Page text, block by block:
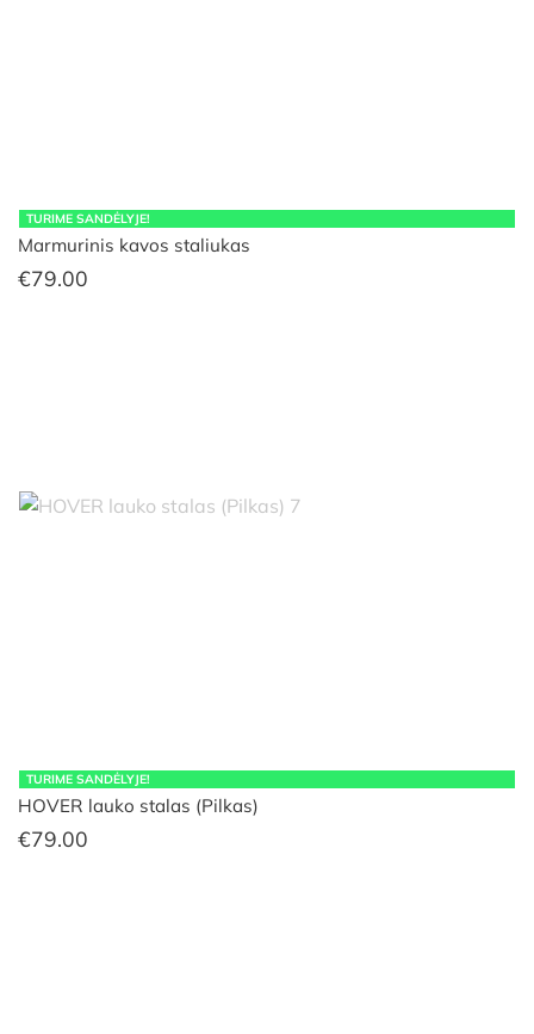
TURIME SANDĖLYJE!
Marmurinis kavos staliukas
€79.00
TURIME SANDĖLYJE!
HOVER lauko stalas (Pilkas)
€79.00